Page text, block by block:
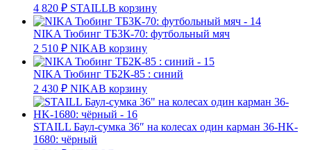
4 820 ₽ STAILLВ корзину
NIKA Тюбинг ТБ3К-70: футбольный мяч
2 510 ₽ NIKAВ корзину
NIKA Тюбинг ТБ2К-85 : синий
2 430 ₽ NIKAВ корзину
STAILL Баул-сумка 36″ на колесах один карман 36-HK-
1680: чёрный